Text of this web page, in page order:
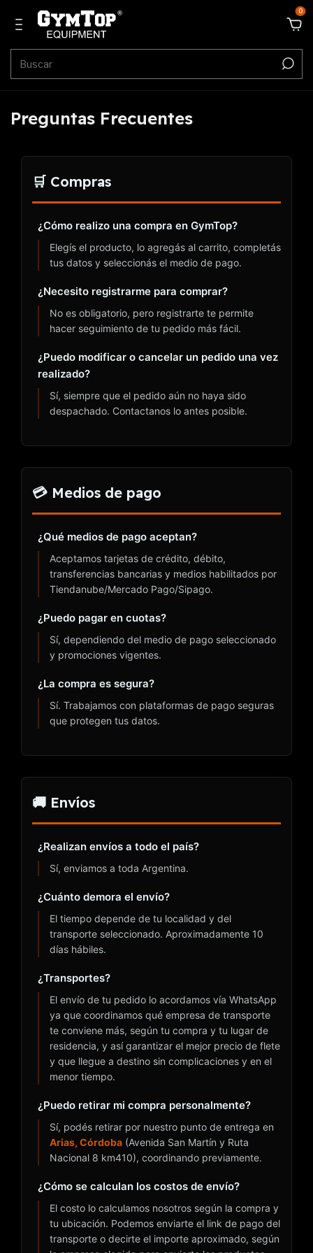
0
Preguntas Frecuentes
🛒 Compras
¿Cómo realizo una compra en GymTop?
Elegís el producto, lo agregás al carrito, completás
tus datos y seleccionás el medio de pago.
¿Necesito registrarme para comprar?
No es obligatorio, pero registrarte te permite
hacer seguimiento de tu pedido más fácil.
¿Puedo modificar o cancelar un pedido una vez
realizado?
Sí, siempre que el pedido aún no haya sido
despachado. Contactanos lo antes posible.
💳 Medios de pago
¿Qué medios de pago aceptan?
Aceptamos tarjetas de crédito, débito,
transferencias bancarias y medios habilitados por
Tiendanube/Mercado Pago/Sipago.
¿Puedo pagar en cuotas?
Sí, dependiendo del medio de pago seleccionado
y promociones vigentes.
¿La compra es segura?
Sí. Trabajamos con plataformas de pago seguras
que protegen tus datos.
🚚 Envíos
¿Realizan envíos a todo el país?
Sí, enviamos a toda Argentina.
¿Cuánto demora el envío?
El tiempo depende de tu localidad y del
transporte seleccionado. Aproximadamente 10
días hábiles.
¿Transportes?
El envío de tu pedido lo acordamos vía WhatsApp
ya que coordinamos qué empresa de transporte
te conviene más, según tu compra y tu lugar de
residencia, y así garantizar el mejor precio de flete
y que llegue a destino sin complicaciones y en el
menor tiempo.
¿Puedo retirar mi compra personalmente?
Sí, podés retirar por nuestro punto de entrega en
Arias, Córdoba (Avenida San Martín y Ruta
Nacional 8 km410), coordinando previamente.
¿Cómo se calculan los costos de envío?
El costo lo calculamos nosotros según la compra y
tu ubicación. Podemos enviarte el link de pago del
transporte o decirte el importe aproximado, según